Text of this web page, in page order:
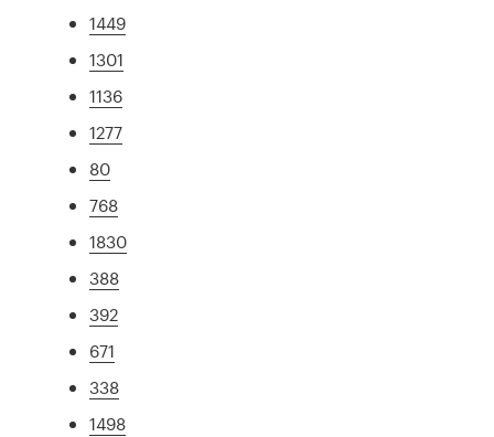
1449
1301
1136
1277
80
768
1830
388
392
671
338
1498